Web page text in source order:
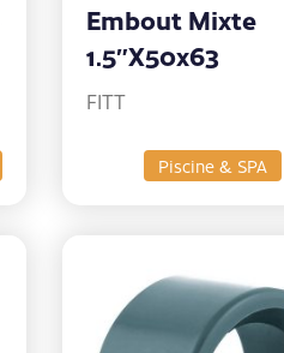
Piscine & SPA
Embout Mixte
1.5″x50x63
FITT